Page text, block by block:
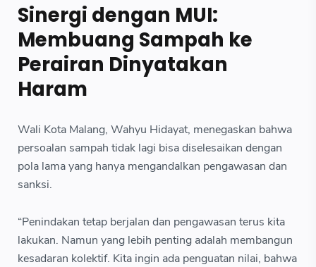
Sinergi dengan MUI:
Membuang Sampah ke
Perairan Dinyatakan
Haram
Wali Kota Malang, Wahyu Hidayat, menegaskan bahwa
persoalan sampah tidak lagi bisa diselesaikan dengan
pola lama yang hanya mengandalkan pengawasan dan
sanksi.
“Penindakan tetap berjalan dan pengawasan terus kita
lakukan. Namun yang lebih penting adalah membangun
kesadaran kolektif. Kita ingin ada penguatan nilai, bahwa